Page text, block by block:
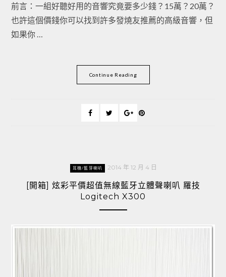
前言：一組好聽好用的音響究竟要多少錢？15萬？20萬？
也許這個價錢你可以找到許多發燒友推薦的高級音響，但
如果你 …
Continue Reading
耳機/藍芽喇叭 2014 年 12 月 4 日
[開箱] 炫彩平價超值無線藍牙立體聲喇叭 羅技
Logitech X300